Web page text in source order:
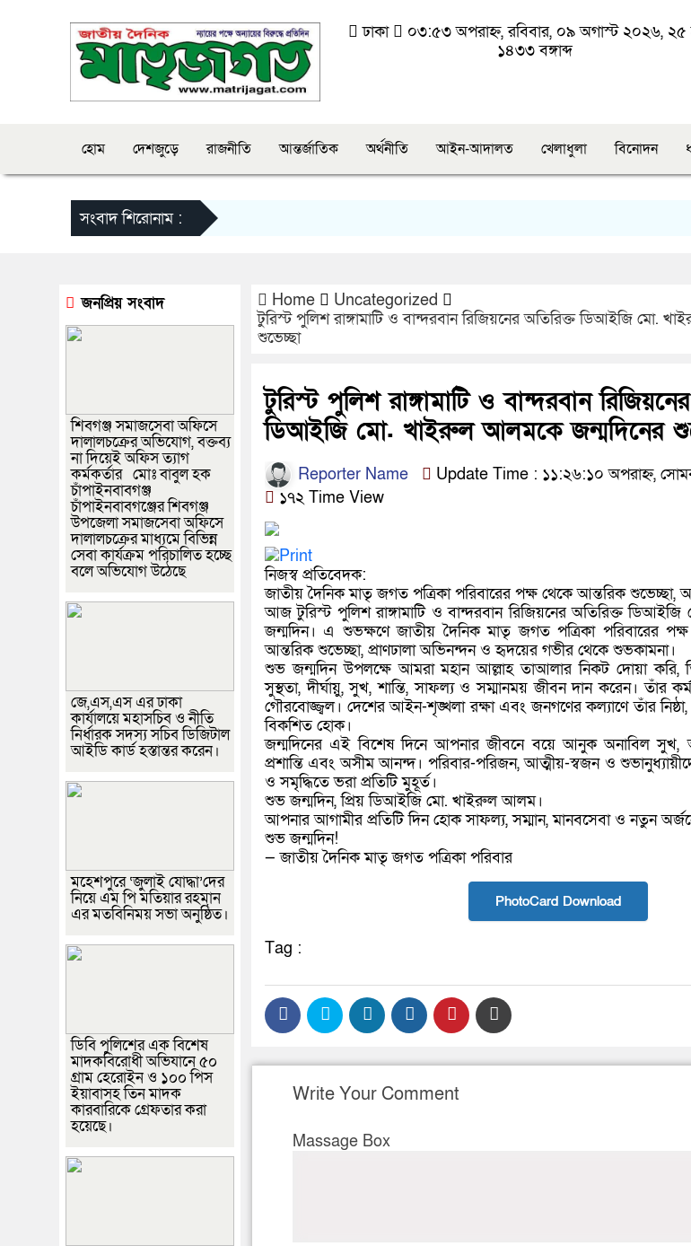
ঢাকা
০৩:৫৩ অপরাহ্ন, রবিবার, ০৯ অগাস্ট ২০২৬, ২৫
১৪৩৩ বঙ্গাব্দ
হোম দেশজুড়ে রাজনীতি আন্তর্জাতিক অর্থনীতি আইন-আদালত খেলাধুলা বিনোদন
সংবাদ শিরোনাম :
Home
Uncategorized
টুরিস্ট পুলিশ রাঙ্গামাটি ও বান্দরবান রিজিয়নের অতিরিক্ত ডিআইজি মো.
শুভেচ্ছা
টুরিস্ট পুলিশ রাঙ্গামাটি ও বান্দরবান
ডিআইজি মো. খাইরুল আলমকে জন্মদিনের
Reporter Name
Update Time : ১১:২৬:১০ অপরাহ্ন,
১৭২ Time View
নিজস্ব প্রতিবেদক:
জাতীয় দৈনিক মাতৃ জগত পত্রিকা পরিবারের পক্ষ থেকে আন্তরিক শুভেচ্ছা,
আজ টুরিস্ট পুলিশ রাঙ্গামাটি ও বান্দরবান রিজিয়নের অতিরিক্ত
জন্মদিন। এ শুভক্ষণে জাতীয় দৈনিক মাতৃ জগত পত্রিকা পরিবারের
আন্তরিক শুভেচ্ছা, প্রাণঢালা অভিনন্দন ও হৃদয়ের গভীর থেকে শুভকামনা।
শুভ জন্মদিন উপলক্ষে আমরা মহান আল্লাহ তাআলার নিকট দোয়া
সুস্থতা, দীর্ঘায়ু, সুখ, শান্তি, সাফল্য ও সম্মানময় জীবন দান করেন।
গৌরবোজ্জ্বল। দেশের আইন-শৃঙ্খলা রক্ষা এবং জনগণের কল্যাণে তাঁর
বিকশিত হোক।
জন্মদিনের এই বিশেষ দিনে আপনার জীবনে বয়ে আনুক অনাবিল সুখ,
প্রশান্তি এবং অসীম আনন্দ। পরিবার-পরিজন, আত্মীয়-স্বজন ও
ও সমৃদ্ধিতে ভরা প্রতিটি মুহূর্ত।
শুভ জন্মদিন, প্রিয় ডিআইজি মো. খাইরুল আলম।
আপনার আগামীর প্রতিটি দিন হোক সাফল্য, সম্মান, মানবসেবা ও নতুন
শুভ জন্মদিন!
— জাতীয় দৈনিক মাতৃ জগত পত্রিকা পরিবার
PhotoCard Download
Tag :
Write Your Comment
Massage Box
জনপ্রিয় সংবাদ
শিবগঞ্জ সমাজসেবা অফিসে
দালালচক্রের অভিযোগ, বক্তব্য
না দিয়েই অফিস ত্যাগ
কর্মকর্তার মোঃ বাবুল হক
চাঁপাইনবাবগঞ্জ
চাঁপাইনবাবগঞ্জের শিবগঞ্জ
উপজেলা সমাজসেবা অফিসে
দালালচক্রের মাধ্যমে বিভিন্ন
সেবা কার্যক্রম পরিচালিত হচ্ছে
বলে অভিযোগ উঠেছে
জে,এস,এস এর ঢাকা
কার্যালয়ে মহাসচিব ও নীতি
নির্ধারক সদস্য সচিব ডিজিটাল
আইডি কার্ড হস্তান্তর করেন।
মহেশপুরে ‘জুলাই যোদ্ধা’দের
নিয়ে এম পি মতিয়ার রহমান
এর মতবিনিময় সভা অনুষ্ঠিত।
ডিবি পুলিশের এক বিশেষ
মাদকবিরোধী অভিযানে ৫০
গ্রাম হেরোইন ও ১০০ পিস
ইয়াবাসহ তিন মাদক
কারবারিকে গ্রেফতার করা
হয়েছে।